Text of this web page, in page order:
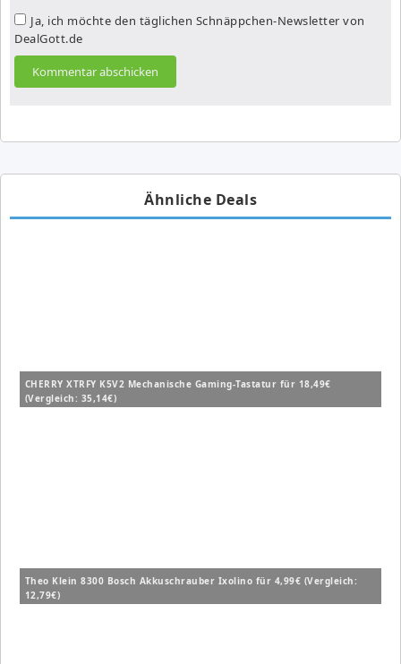
Ja, ich möchte den täglichen Schnäppchen-Newsletter von
DealGott.de
Ähnliche Deals
CHERRY XTRFY K5V2 Mechanische Gaming-Tastatur für 18,49€
(Vergleich: 35,14€)
Theo Klein 8300 Bosch Akkuschrauber Ixolino für 4,99€ (Vergleich:
12,79€)